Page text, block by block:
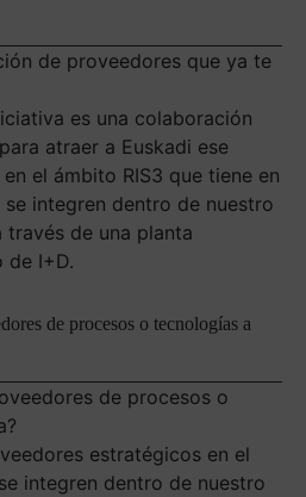
de proveedores que ya te
es una colaboración
atraer a Euskadi ese
el ámbito RIS3 que tiene en
integren dentro de nuestro
través de una planta
de I+D.
de procesos o tecnologías a
de procesos o
estratégicos en el
integren dentro de nuestro